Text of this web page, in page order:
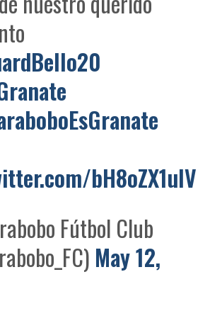
bH8oZX1uIV
Fútbol Club
May 12,